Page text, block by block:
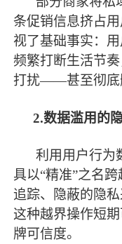
条促销信息挤占
视了基础事实：
频繁打断生活节
打扰——甚至彻底
2.数据滥用的
利用用户行为
具以“精准”之名
追踪、隐蔽的隐
这种越界操作短
牌可信度。